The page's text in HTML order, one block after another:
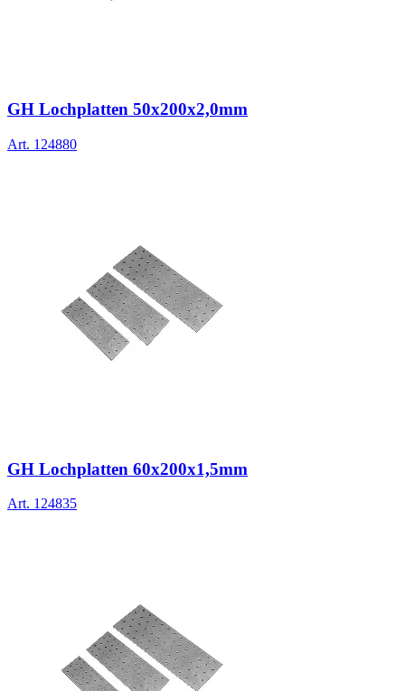
GH Lochplatten 50x200x2,0mm
Art. 124880
GH Lochplatten 60x200x1,5mm
Art. 124835